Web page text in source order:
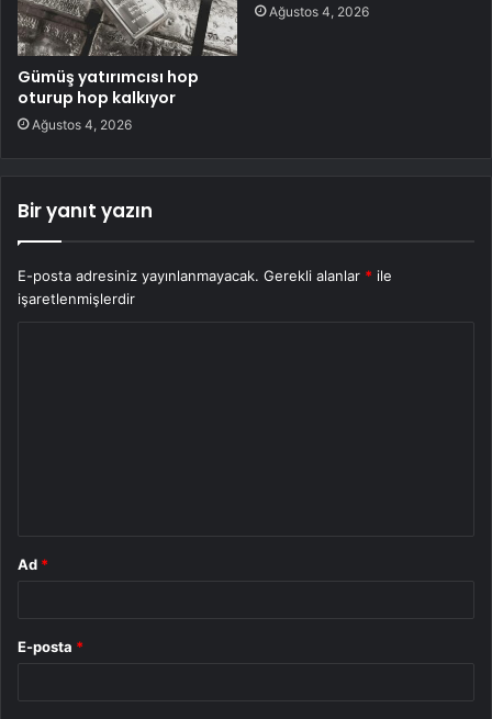
Gümüş yatırımcısı hop
oturup hop kalkıyor
Ağustos 4, 2026
Ağustos 4, 2026
Bir yanıt yazın
E-posta adresiniz yayınlanmayacak. Gerekli alanlar * ile
işaretlenmişlerdir
Ad *
E-posta *